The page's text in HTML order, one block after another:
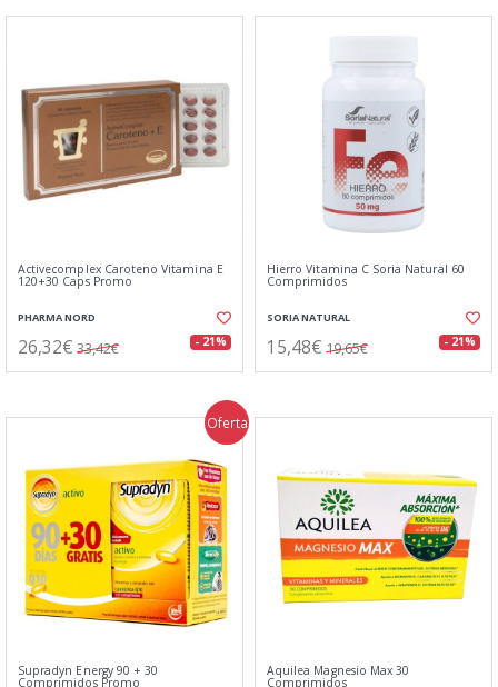
Activecomplex Caroteno Vitamina E
120+30 Caps Promo
PHARMA NORD
26,32€ 33,42€ - 21%
Hierro Vitamina C Soria Natural 60
Comprimidos
SORIA NATURAL
15,48€ 19,65€ - 21%
Oferta
Supradyn Energy 90 + 30
Comprimidos Promo
Aquilea Magnesio Max 30
Comprimidos